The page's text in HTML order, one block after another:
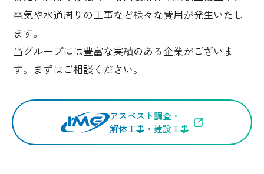
電気や水道周りの工事など様々な費用が発生いたし
ます。
当グループには豊富な実績のある企業がございま
す。まずはご相談ください。
アスベスト調査・
解体工事・建設工事